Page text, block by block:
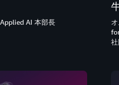
AI 本部長